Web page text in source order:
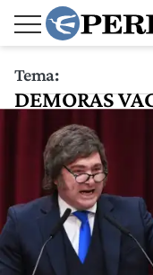
Tema:
DEMORAS